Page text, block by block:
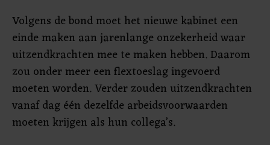
Volgens de bond moet het nieuwe kabinet een
einde maken aan jarenlange onzekerheid waar
uitzendkrachten mee te maken hebben. Daarom
zou onder meer een flextoeslag ingevoerd
moeten worden. Verder zouden uitzendkrachten
vanaf dag één dezelfde arbeidsvoorwaarden
moeten krijgen als hun collega’s.